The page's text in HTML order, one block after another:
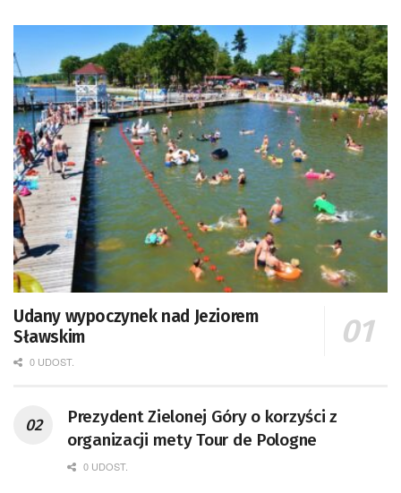
Udany wypoczynek nad Jeziorem
Sławskim
0 UDOST.
Prezydent Zielonej Góry o korzyści z
organizacji mety Tour de Pologne
0 UDOST.